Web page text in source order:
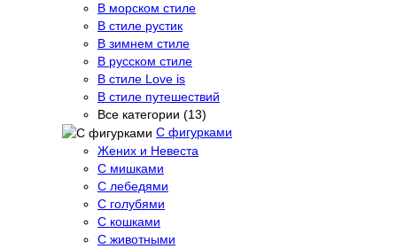
В морском стиле
В стиле рустик
В зимнем стиле
В русском стиле
В стиле Love is
В стиле путешествий
Все категории (13)
С фигурками
Жених и Невеста
С мишками
С лебедями
С голубями
С кошками
С животными